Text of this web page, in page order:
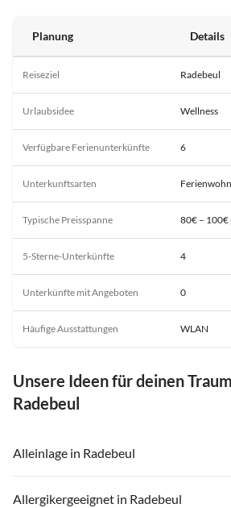
Planung Details
Reiseziel Radebeul
Urlaubsidee Wellness
Verfügbare Ferienunterkünfte 6
Unterkunftsarten
Typische Preisspanne 80€ –
5-Sterne-Unterkünfte 4
Unterkünfte mit Angeboten 0
Häufige Ausstattungen WLAN
Unsere Ideen für deinen
Radebeul
Alleinlage in Radebeul
Allergikergeeignet in Radebeul